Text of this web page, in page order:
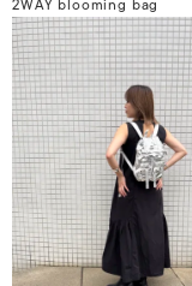
2WAY blooming bag